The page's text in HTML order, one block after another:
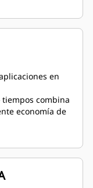
en
combina
economía de